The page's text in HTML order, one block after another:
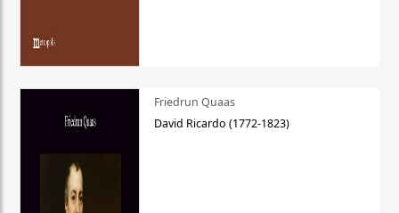
Friedrun Quaas
David Ricardo (1772-1823)